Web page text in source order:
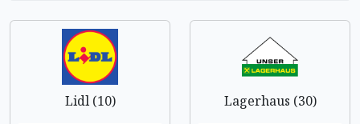
Lidl (10) Lagerhaus (30)